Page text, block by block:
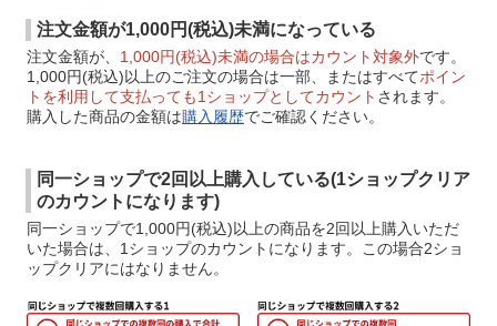
注文金額が1,000円(税込)未満になっている
注文金額が、 1,000円(税込)未満の場合はカウント対象外です。
1,000円(税込)以上のご注文の場合は一部、またはすべてポイン
トを利用して支払っても1ショップとしてカウント されます。
購入した商品の金額は購入履歴でご確認ください。
同一ショップで2回以上購入している(1ショップクリア
のカウントになります)
同一ショップで1,000円(税込)以上の商品を2回以上購入いただ
いた場合は、1ショップのカウントになります。この場合2ショ
ップクリアにはなりません。